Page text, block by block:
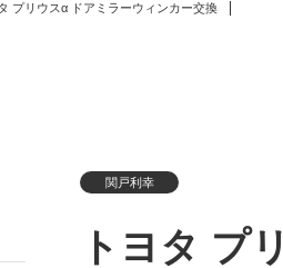
プリウスα ドアミラーウィンカー交換
関戸利幸
トヨタ プ